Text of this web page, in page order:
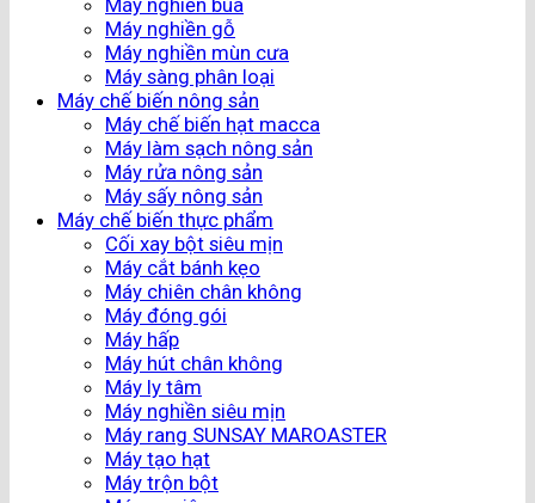
Máy nghiền búa
Máy nghiền gỗ
Máy nghiền mùn cưa
Máy sàng phân loại
Máy chế biến nông sản
Máy chế biến hạt macca
Máy làm sạch nông sản
Máy rửa nông sản
Máy sấy nông sản
Máy chế biến thực phẩm
Cối xay bột siêu mịn
Máy cắt bánh kẹo
Máy chiên chân không
Máy đóng gói
Máy hấp
Máy hút chân không
Máy ly tâm
Máy nghiền siêu mịn
Máy rang SUNSAY MAROASTER
Máy tạo hạt
Máy trộn bột